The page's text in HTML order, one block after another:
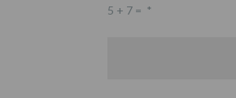
5 + 7 = *